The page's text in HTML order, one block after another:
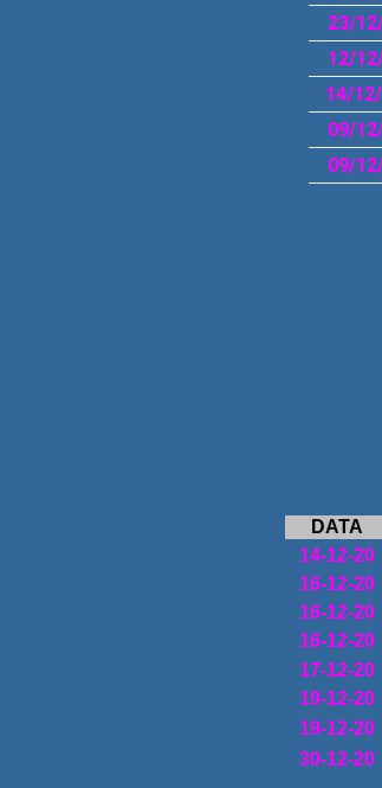
23/
12/
14/
09/
09/
DATA
14-12-20
16-12-20
16-12-20
16-12-20
17-12-20
19-12-20
19-12-20
30-12-20